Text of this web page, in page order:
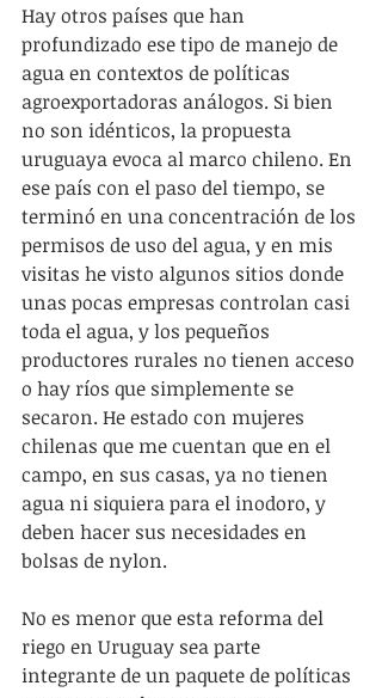
Hay otros países que han
profundizado ese tipo de manejo de
agua en contextos de políticas
agroexportadoras análogos. Si bien
no son idénticos, la propuesta
uruguaya evoca al marco chileno. En
ese país con el paso del tiempo, se
terminó en una concentración de los
permisos de uso del agua, y en mis
visitas he visto algunos sitios donde
unas pocas empresas controlan casi
toda el agua, y los pequeños
productores rurales no tienen acceso
o hay ríos que simplemente se
secaron. He estado con mujeres
chilenas que me cuentan que en el
campo, en sus casas, ya no tienen
agua ni siquiera para el inodoro, y
deben hacer sus necesidades en
bolsas de nylon.
No es menor que esta reforma del
riego en Uruguay sea parte
integrante de un paquete de políticas